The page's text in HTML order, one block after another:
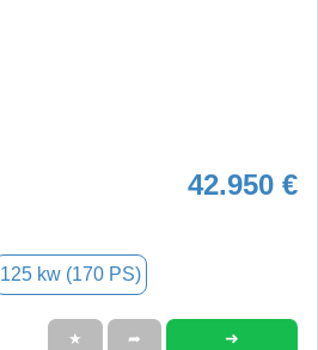
42.950 €
125 kw (170 PS)
★ ➦ ➜